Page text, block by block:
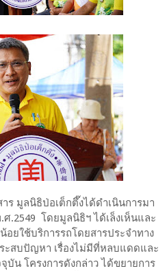
ร มูลนิธิป่อเต็กตึ๊งได้ดำเนินการมา
.2549 โดยมูลนิธิฯ ได้เล็งเห็นและ
ยใช้บริการรถโดยสารประจำทาง
ะสบปัญหา เรื่องไม่มีที่หลบแดดและ
น โครงการดังกล่าว ได้ขยายการ